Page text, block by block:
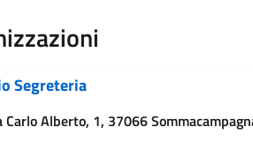
Segreteria
Carlo Alberto, 1, 37066